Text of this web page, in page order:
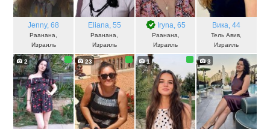
Jenny, 68
Раанана,
Израиль
Eliana, 55
Раанана,
Израиль
Iryna, 65
Раанана,
Израиль
Вика, 44
Тель Авив,
Израиль
2 23 1 3